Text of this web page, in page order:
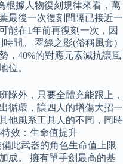
根據人物復刻規律來看，萬
最後一次復刻間隔已接近一
能在1年前再復刻一次，因
時間。 翠綠之影(俗稱風套)
，40%的對應元素減抗讓風
位。
隊外，只要全體充能跟上，
循環，讓四人的增傷大招一
他風系工具人的不同，同時
效：生命值提升
備此武器的角色生命值上限
成。 擁有單手劍最高的基